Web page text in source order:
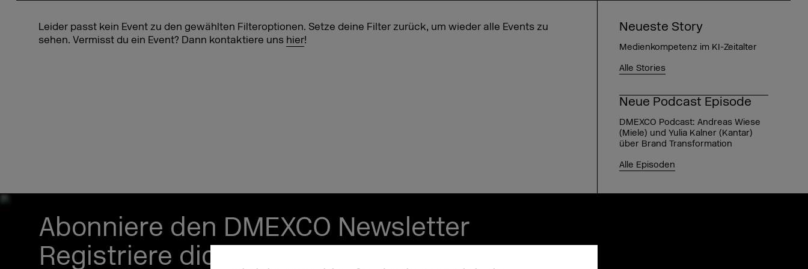
Leider passt kein Event zu den gewählten Filteroptionen. Setze deine Filter zurück, um wieder alle Events zu
sehen. Vermisst du ein Event? Dann kontaktiere uns hier!
Neueste Story
Medienkompetenz im KI-Zeitalter
Alle Stories
Neue Podcast Episode
DMEXCO Podcast: Andreas Wiese
(Miele) und Yulia Kalner (Kantar)
über Brand Transformation
Alle Episoden
Abonniere den DMEXCO Newsletter
Registriere dich jetzt und bleib up to date!